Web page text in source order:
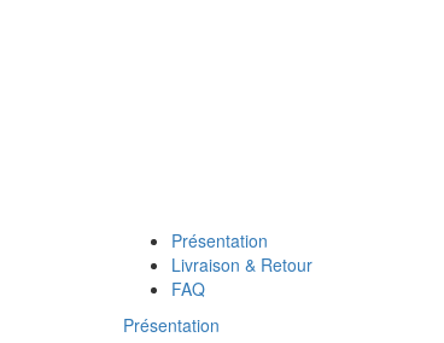
Présentation
Livraison & Retour
FAQ
Présentation